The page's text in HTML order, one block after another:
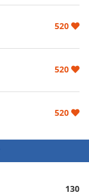
520
520
520
130